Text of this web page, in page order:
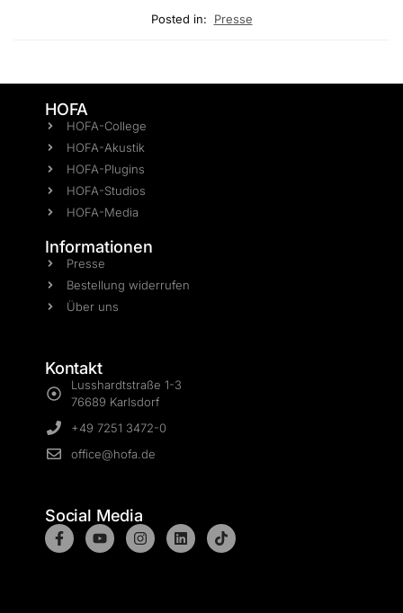
Posted in: Presse
HOFA
HOFA-College
HOFA-Akustik
HOFA-Plugins
HOFA-Studios
HOFA-Media
Informationen
Presse
Bestellung widerrufen
Über uns
Kontakt
Lusshardtstraße 1-3
76689 Karlsdorf
+49 7251 3472-0
office@hofa.de
Social Media